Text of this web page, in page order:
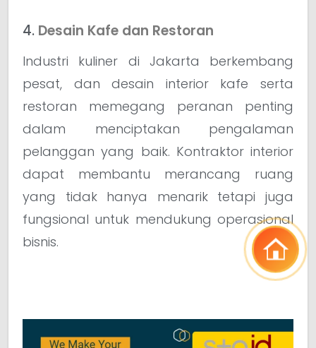
4. Desain Kafe dan Restoran
Industri kuliner di Jakarta berkembang
pesat, dan desain interior kafe serta
restoran memegang peranan penting
dalam menciptakan pengalaman
pelanggan yang baik. Kontraktor interior
dapat membantu merancang ruang
yang tidak hanya menarik tetapi juga
fungsional untuk mendukung operasional
bisnis.